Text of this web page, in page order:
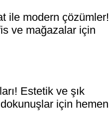
ile modern çözümler!
ve mağazalar için
Estetik ve şık
için hemen